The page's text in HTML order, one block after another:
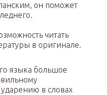
он поможет
читать
в оригинале.
языка большое
в словах